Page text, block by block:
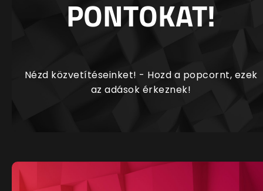
PONTOKAT!
Nézd közvetítéseinket! - Hozd a popcornt, ezek
az adások érkeznek!